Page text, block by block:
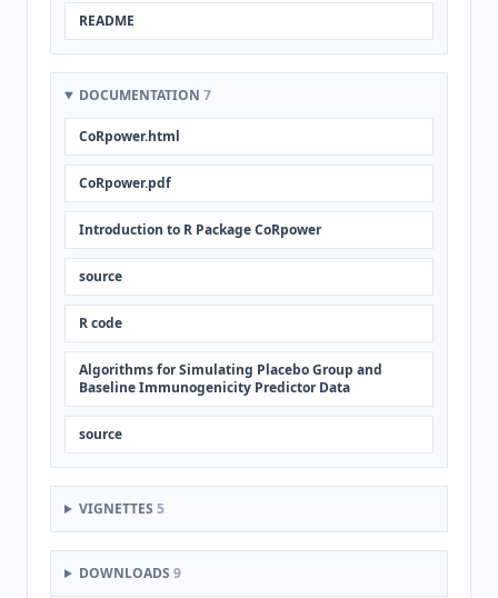
README
DOCUMENTATION 7
CoRpower.html
CoRpower.pdf
Introduction to R Package CoRpower
source
R code
Algorithms for Simulating Placebo Group and
Baseline Immunogenicity Predictor Data
source
VIGNETTES 5
DOWNLOADS 9